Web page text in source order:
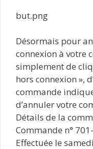
but.png
Désormais pour
connexion à votre
simplement de
hors connexion »,
commande
d’annuler votre
Détails de la
Commande n°
Effectuée le